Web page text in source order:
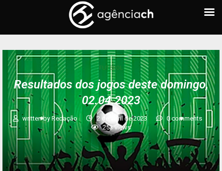
FUTEBOL
Resultados dos jogos deste domingo,
02.04.2023
written by Redação 2 de abril de 2023
0 comments
253views